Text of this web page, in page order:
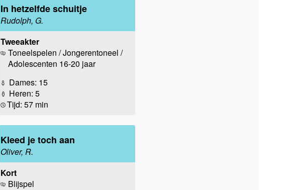
In hetzelfde schuitje
Rudolph, G.
Tweeakter
Toneelspelen / Jongerentoneel /
Adolescenten 16-20 jaar
Dames: 15
Heren: 5
Tijd: 57 min
Kleed je toch aan
Oliver, R.
Kort
Blijspel